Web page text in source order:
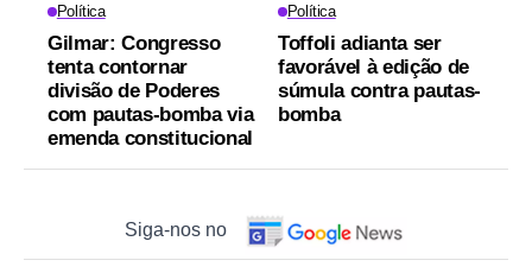
Política
Gilmar: Congresso
tenta contornar
divisão de Poderes
com pautas-bomba via
emenda constitucional
Política
Toffoli adianta ser
favorável à edição de
súmula contra pautas-
bomba
Siga-nos no